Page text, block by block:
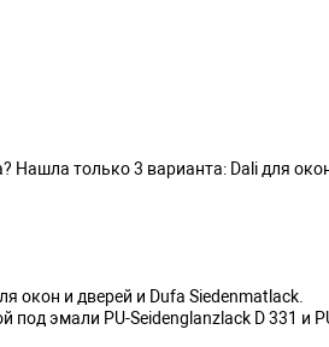
только 3 варианта: Dali для
окон и дверей и Dufa Siedenmatlack
под эмали PU-Seidenglanzlack D 331 и